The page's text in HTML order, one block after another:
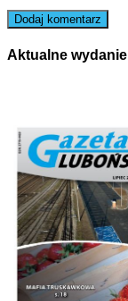
Aktualne wydanie